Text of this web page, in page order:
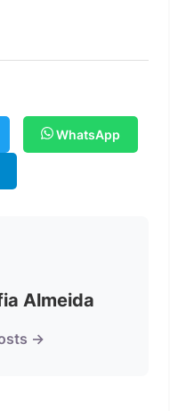
WhatsApp
Almeida
→